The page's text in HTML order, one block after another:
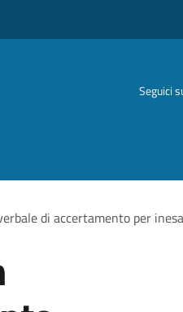
Seguici
di accertamento per